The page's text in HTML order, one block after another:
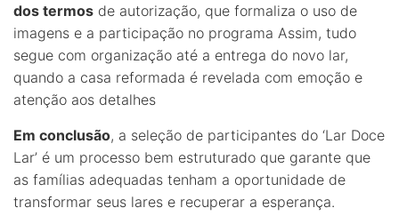
dos termos de autorização, que formaliza o uso de
imagens e a participação no programa Assim, tudo
segue com organização até a entrega do novo lar,
quando a casa reformada é revelada com emoção e
atenção aos detalhes
Em conclusão, a seleção de participantes do ‘Lar Doce
Lar’ é um processo bem estruturado que garante que
as famílias adequadas tenham a oportunidade de
transformar seus lares e recuperar a esperança.